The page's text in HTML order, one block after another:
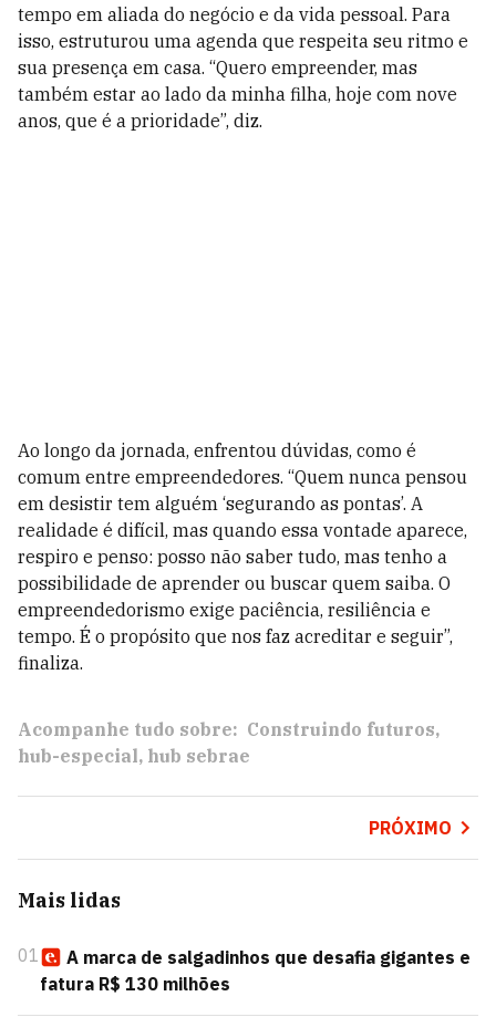
tempo em aliada do negócio e da vida pessoal. Para
isso, estruturou uma agenda que respeita seu ritmo e
sua presença em casa. “Quero empreender, mas
também estar ao lado da minha filha, hoje com nove
anos, que é a prioridade”, diz.
Ao longo da jornada, enfrentou dúvidas, como é
comum entre empreendedores. “Quem nunca pensou
em desistir tem alguém ‘segurando as pontas’. A
realidade é difícil, mas quando essa vontade aparece,
respiro e penso: posso não saber tudo, mas tenho a
possibilidade de aprender ou buscar quem saiba. O
empreendedorismo exige paciência, resiliência e
tempo. É o propósito que nos faz acreditar e seguir”,
finaliza.
Acompanhe tudo sobre: Construindo futuros
hub-especial hub sebrae
PRÓXIMO
Mais lidas
01
A marca de salgadinhos que desafia gigantes e
fatura R$ 130 milhões